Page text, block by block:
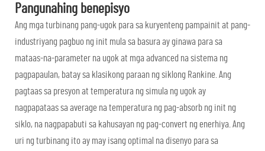
Pangunahing benepisyo
Ang mga turbinang pang-ugok para sa kuryenteng pampainit at pang-
industriyang pagbuo ng init mula sa basura ay ginawa para sa
mataas-na-parameter na ugok at mga advanced na sistema ng
pagpapaulan, batay sa klasikong paraan ng siklong Rankine. Ang
pagtaas sa presyon at temperatura ng simula ng ugok ay
nagpapataas sa average na temperatura ng pag-absorb ng init ng
siklo, na nagpapabuti sa kahusayan ng pag-convert ng enerhiya. Ang
uri ng turbinang ito ay may isang optimal na disenyo para sa